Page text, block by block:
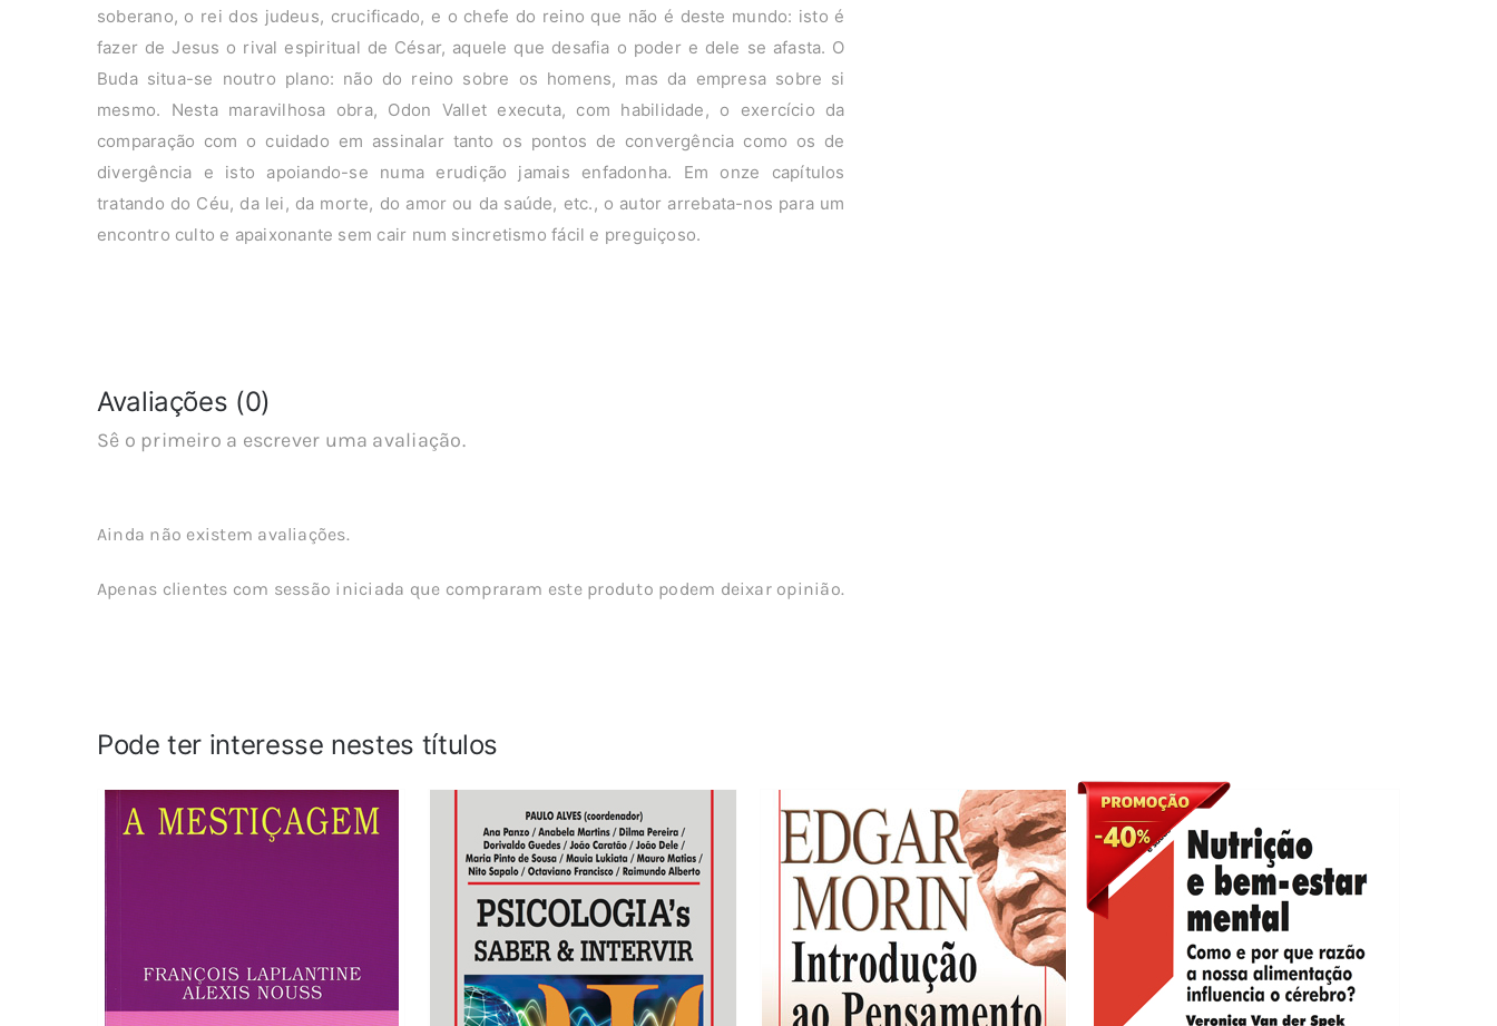
soberano, o rei dos judeus, crucificado, e o chefe do reino que não é deste mundo: isto é
fazer de Jesus o rival espiritual de César, aquele que desafia o poder e dele se afasta. O
Buda situa-se noutro plano: não do reino sobre os homens, mas da empresa sobre si
mesmo. Nesta maravilhosa obra, Odon Vallet executa, com habilidade, o exercício da
comparação com o cuidado em assinalar tanto os pontos de convergência como os de
divergência e isto apoiando-se numa erudição jamais enfadonha. Em onze capítulos
tratando do Céu, da lei, da morte, do amor ou da saúde, etc., o autor arrebata-nos para um
encontro culto e apaixonante sem cair num sincretismo fácil e preguiçoso.
Avaliações (0)
Sê o primeiro a escrever uma avaliação.
Ainda não existem avaliações.
Apenas clientes com sessão iniciada que compraram este produto podem deixar opinião.
Pode ter interesse nestes títulos